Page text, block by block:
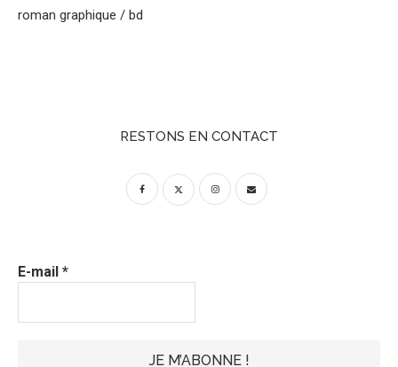
roman graphique / bd
RESTONS EN CONTACT
E-mail *